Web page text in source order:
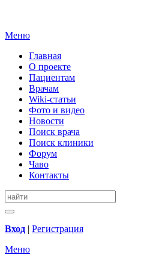
Меню
Главная
О проекте
Пациентам
Врачам
Wiki-статьи
Фото и видео
Новости
Поиск врача
Поиск клиники
Форум
Чаво
Контакты
Вход | Регистрация
Меню